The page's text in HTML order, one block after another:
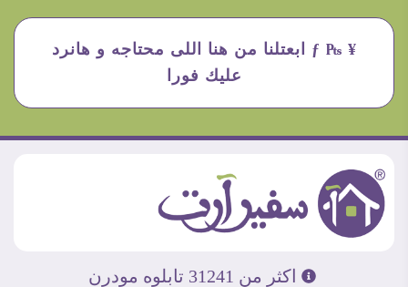
¥ ₧ ƒ ابعتلنا من هنا اللى محتاجه و هانرد
عليك فورا
اكثر من 31241 تابلوه مودرن